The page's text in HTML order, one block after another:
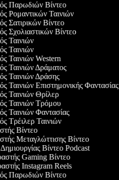
Παρωδιών Βίντεο
Ρομαντικών Ταινιών
Σατιρικών Βίντεο
Σχολιαστικών Βίντεο
Ταινιών
Ταινιών
Ταινιών Western
Ταινιών Δράματος
Ταινιών Δράσης
Ταινιών Επιστημονικής Φαντασίας
Ταινιών Θρίλερ
Ταινιών Τρόμου
Ταινιών Φαντασίας
Τρέιλερ Ταινιών
Βίντεο
Μεταγλώττισης Βίντεο
Δημιουργίας Βίντεο Podcast
Gaming Βίντεο
Instagram Reels
Παρωδιών Βίντεο